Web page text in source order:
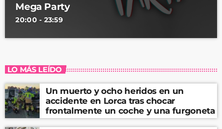
Mega Party
20:00 - 23:59
LO MÁS LEÍDO
Un muerto y ocho heridos en un
accidente en Lorca tras chocar
frontalmente un coche y una furgoneta